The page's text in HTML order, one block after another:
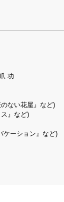
爪 功
ない花屋』など)
』など)
ケーション』など)